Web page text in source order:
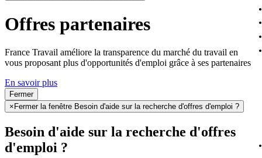
Offres partenaires
France Travail améliore la transparence du marché du travail en
vous proposant plus d'opportunités d'emploi grâce à ses partenaires
En savoir plus
Fermer
× Fermer la fenêtre Besoin d'aide sur la recherche d'offres d'emploi ?
Besoin d'aide sur la recherche d'offres
d'emploi ?